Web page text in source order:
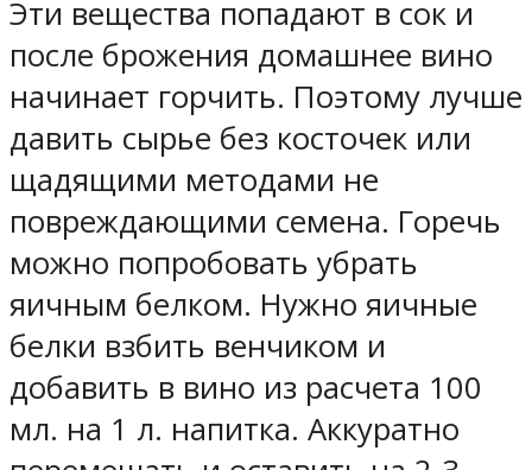
Эти вещества попадают в сок и
после брожения домашнее вино
начинает горчить. Поэтому лучше
давить сырье без косточек или
щадящими методами не
повреждающими семена. Горечь
можно попробовать убрать
яичным белком. Нужно яичные
белки взбить венчиком и
добавить в вино из расчета 100
мл. на 1 л. напитка. Аккуратно